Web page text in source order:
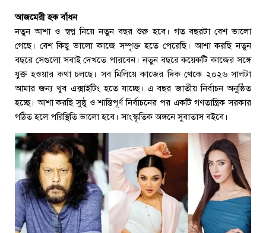
আজমেরী হক বাঁধন
নতুন আশা ও স্বপ্ন নিয়ে নতুন বছর শুরু হবে। গত বছরটা বেশ ভালো
গেছে। বেশ কিছু ভালো কাজে সম্পৃক্ত হতে পেরেছি। আশা করছি নতুন
বছরে সেগুলো সবাই দেখতে পারবেন। নতুন বছরে কয়েকটি কাজের সঙ্গে
যুক্ত হওয়ার কথা চলছে। সব মিলিয়ে কাজের দিক থেকে ২০২৬ সালটা
আমার জন্য খুব এক্সাইটিং হতে যাচ্ছে। এ বছর জাতীয় নির্বাচন অনুষ্ঠিত
হচ্ছে। আশা করছি সুষ্ঠু ও শান্তিপূর্ণ নির্বাচনের পর একটি গণতান্ত্রিক সরকার
গঠিত হলে পরিস্থিতি ভালো হবে। সাংস্কৃতিক অঙ্গনে সুবাতাস বইবে।